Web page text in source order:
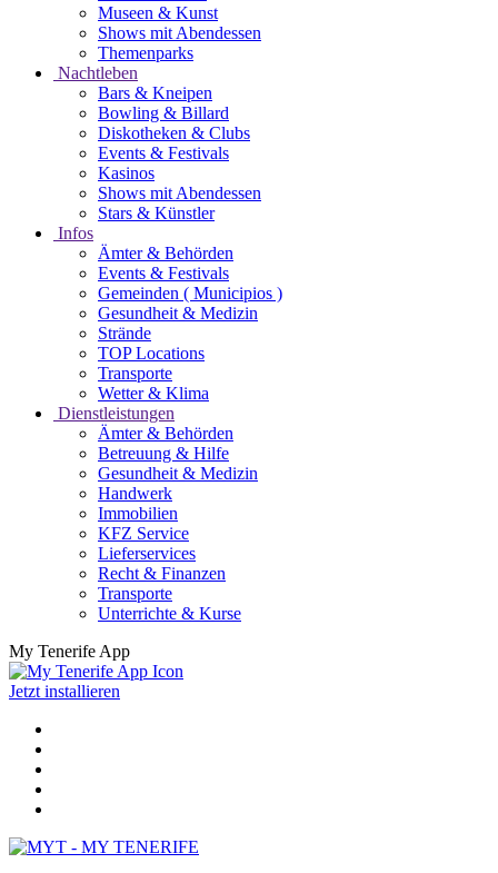
Museen & Kunst
Shows mit Abendessen
Themenparks
Nachtleben
Bars & Kneipen
Bowling & Billard
Diskotheken & Clubs
Events & Festivals
Kasinos
Shows mit Abendessen
Stars & Künstler
Infos
Ämter & Behörden
Events & Festivals
Gemeinden ( Municipios )
Gesundheit & Medizin
Strände
TOP Locations
Transporte
Wetter & Klima
Dienstleistungen
Ämter & Behörden
Betreuung & Hilfe
Gesundheit & Medizin
Handwerk
Immobilien
KFZ Service
Lieferservices
Recht & Finanzen
Transporte
Unterrichte & Kurse
My Tenerife App
Jetzt installieren